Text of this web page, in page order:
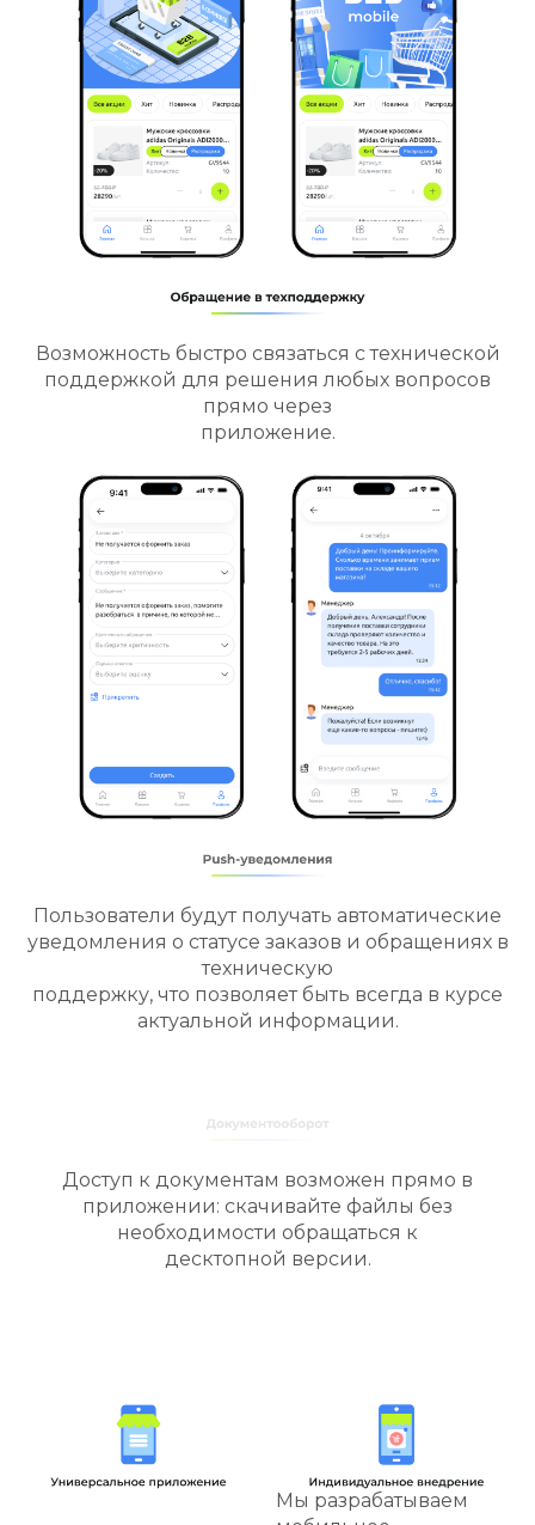
Возможность размещения на главной странице
приложения баннеров с акциями, новинками и
специальными предложениями, что
эффективно привлекает внимание
пользователей и стимулирует
покупки.
Возможность быстро связаться с технической
поддержкой для решения любых вопросов
прямо через
Пользователи будут получать автоматические
уведомления о статусе заказов и обращениях в